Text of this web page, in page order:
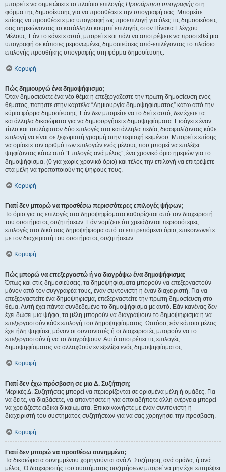
μπορείτε να σημειώσετε το πλαίσιο επιλογής Προσάρτηση υπογραφής στη
φόρμα της δημοσίευσης για να προσθέσετε την υπογραφή σας. Μπορείτε
επίσης να προσθέσετε μια υπογραφή ως προεπιλογή για όλες τις δημοσιεύσεις
σας σημειώνοντας το κατάλληλο κουμπί επιλογής στον Πίνακα Ελέγχου
Μέλους. Εάν το κάνετε αυτό, μπορείτε και πάλι να αποτρέψετε να προστεθεί μια
υπογραφή σε κάποιες μεμονωμένες δημοσιεύσεις από-επιλέγοντας το πλαίσιο
επιλογής προσθήκης υπογραφής στη φόρμα δημοσίευσης.
Κορυφή
Πώς δημιουργώ ένα δημοψήφισμα;
Όταν δημοσιεύετε ένα νέο θέμα ή επεξεργάζεστε την πρώτη δημοσίευση ενός
θέματος, πατήστε στην καρτέλα “Δημιουργία δημοψηφίσματος” κάτω από την
κύρια φόρμα δημοσίευσης. Εάν δεν μπορείτε να το δείτε αυτό, δεν έχετε τα
κατάλληλα δικαιώματα για να δημιουργήσετε δημοψηφίσματα. Εισάγετε έναν
τίτλο και τουλάχιστον δύο επιλογές στα κατάλληλα πεδία, διασφαλίζοντας κάθε
επιλογή να είναι σε ξεχωριστή γραμμή στην περιοχή κειμένου. Μπορείτε επίσης
να ορίσετε τον αριθμό των επιλογών ενός μέλους που μπορεί να επιλέξει
ψηφίζοντας κάτω από “Επιλογές ανά μέλος”, ένα χρονικό όριο ημερών για το
δημοψήφισμα, (0 για χωρίς χρονικό όριο) και τέλος την επιλογή να επιτρέψετε
στα μέλη να τροποποιούν τις ψήφους τους.
Κορυφή
Γιατί δεν μπορώ να προσθέσω περισσότερες επιλογές ψήφων;
Το όριο για τις επιλογές στα δημοψηφίσματα καθορίζεται από τον διαχειριστή
του συστήματος συζητήσεων. Εάν νομίζετε ότι χρειάζονται περισσότερες
επιλογές στο δικό σας δημοψήφισμα από το επιτρεπόμενο όριο, επικοινωνείτε
με τον διαχειριστή του συστήματος συζητήσεων.
Κορυφή
Πώς μπορώ να επεξεργαστώ ή να διαγράψω ένα δημοψήφισμα;
Όπως και στις δημοσιεύσεις, τα δημοψηφίσματα μπορούν να επεξεργαστούν
μόνον από τον συγγραφέα τους, έναν συντονιστή ή έναν διαχειριστή. Για να
επεξεργαστείτε ένα δημοψήφισμα, επεξεργαστείτε την πρώτη δημοσίευση στο
θέμα. Αυτή έχει πάντα συνδεδεμένο το δημοψήφισμα με αυτό. Εάν κανένας δεν
έχει δώσει μια ψήφο, τα μέλη μπορούν να διαγράψουν το δημοψήφισμα ή να
επεξεργαστούν κάθε επιλογή του δημοψηφίσματος. Ωστόσο, εάν κάποιο μέλος
έχει ήδη ψηφίσει, μόνον οι συντονιστές ή οι διαχειριστές μπορούν να το
επεξεργαστούν ή να το διαγράψουν. Αυτό αποτρέπει τις επιλογές
δημοψηφίσματος να αλλαχθούν εν εξελίξει ενός δημοψηφίσματος.
Κορυφή
Γιατί δεν έχω πρόσβαση σε μια Δ. Συζήτηση;
Μερικές Δ. Συζητήσεις μπορεί να περιορίζονται σε ορισμένα μέλη ή ομάδες. Για
να δείτε, να διαβάσετε, να απαντήσετε ή για οποιαδήποτε άλλη ενέργεια μπορεί
να χρειάζεστε ειδικά δικαιώματα. Επικοινωνήστε με έναν συντονιστή ή
διαχειριστή του συστήματος συζητήσεων για να σας χορηγήσει την πρόσβαση.
Κορυφή
Γιατί δεν μπορώ να προσθέσω συνημμένα;
Τα δικαιώματα συνημμένου χορηγούνται ανά Δ. Συζήτηση, ανά ομάδα, ή ανά
μέλος. Ο διαχειριστής του συστήματος συζητήσεων μπορεί να μην έχει επιτρέψει